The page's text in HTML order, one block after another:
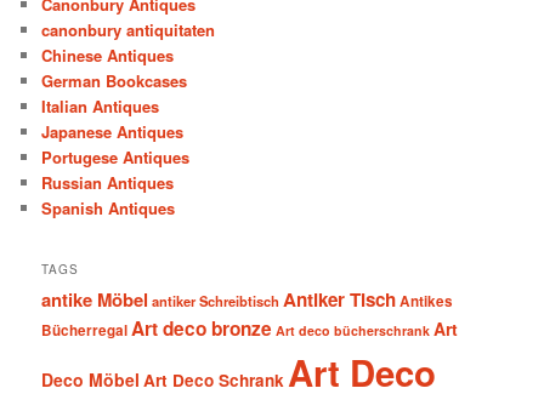
canonbury antiquitaten
Chinese Antiques
German Bookcases
Italian Antiques
Japanese Antiques
Portugese Antiques
Russian Antiques
Spanish Antiques
TAGS
antike Möbel antiker Schreibtisch Antiker TischAntikes
BücherregalArt deco bronze Art deco bücherschrank Art
Deco Möbel Art Deco Schrank Art Deco